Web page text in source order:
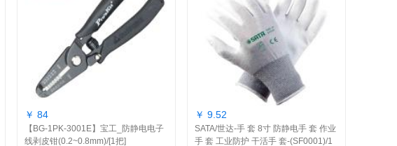
￥ 84
【BG-1PK-3001E】宝工_防静电电子
线剥皮钳(0.2~0.8mm)/[1把]
￥ 9.52
SATA/世达-手 套 8寸 防静电手 套 作业
手 套 工业防护 干活手 套-(SF0001)/1